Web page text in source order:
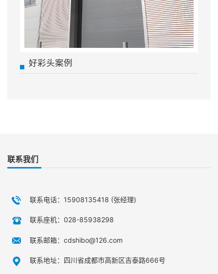
好彩头案例
联系我们
联系电话：15908135418 (张经理)
联系座机：028-85938298
联系邮箱：cdshibo@126.com
联系地址：四川省成都市高新区吉泰路666号